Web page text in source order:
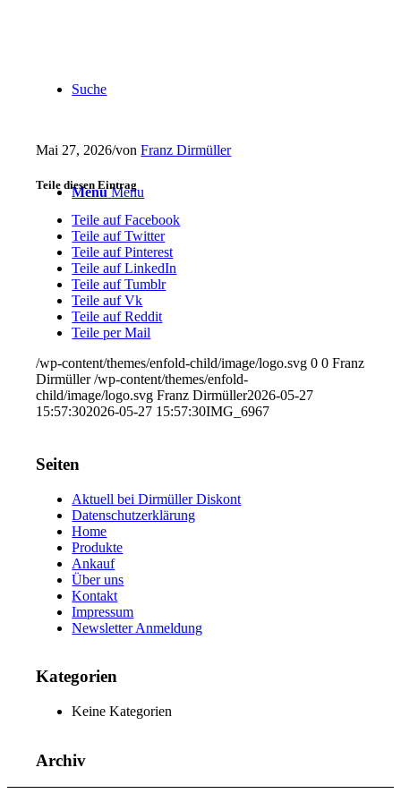
Suche
Menu Menu
Mai 27, 2026/vonFranz Dirmüller
Teile diesen Eintrag
Teile auf Facebook
Teile auf Twitter
Teile auf Pinterest
Teile auf LinkedIn
Teile auf Tumblr
Teile auf Vk
Teile auf Reddit
Teile per Mail
/wp-content/themes/enfold-child/image/logo.svg 0 0 Franz
Dirmüller /wp-content/themes/enfold-
child/image/logo.svg Franz Dirmüller2026-05-27
15:57:302026-05-27 15:57:30IMG_6967
Seiten
Aktuell bei Dirmüller Diskont
Datenschutzerklärung
Home
Produkte
Ankauf
Über uns
Kontakt
Impressum
Newsletter Anmeldung
Kategorien
Keine Kategorien
Archiv